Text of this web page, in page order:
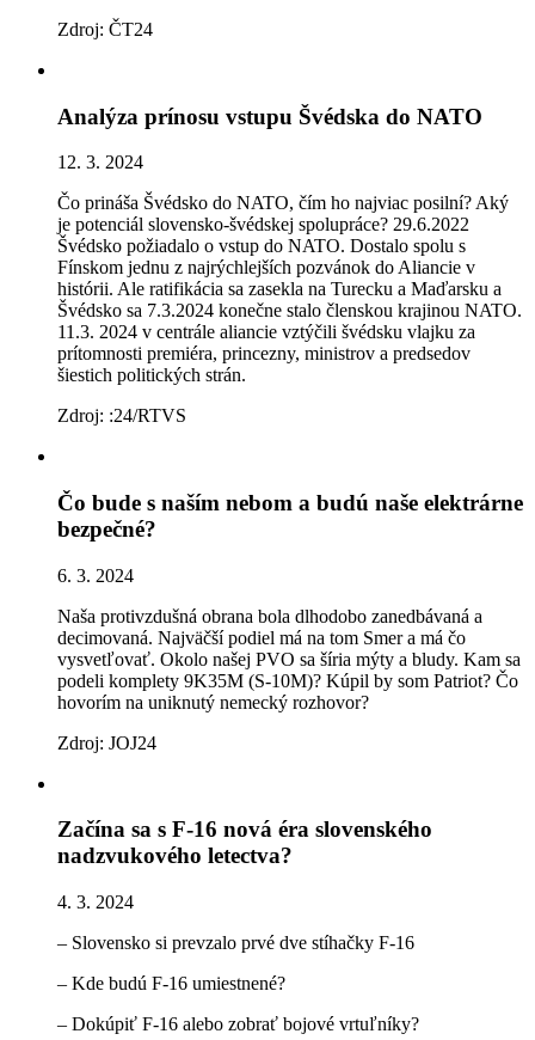
Zdroj: ČT24
Analýza prínosu vstupu Švédska do NATO
12. 3. 2024
Čo prináša Švédsko do NATO, čím ho najviac posilní? Aký
je potenciál slovensko-švédskej spolupráce? 29.6.2022
Švédsko požiadalo o vstup do NATO. Dostalo spolu s
Fínskom jednu z najrýchlejších pozvánok do Aliancie v
histórii. Ale ratifikácia sa zasekla na Turecku a Maďarsku a
Švédsko sa 7.3.2024 konečne stalo členskou krajinou NATO.
11.3. 2024 v centrále aliancie vztýčili švédsku vlajku za
prítomnosti premiéra, princezny, ministrov a predsedov
šiestich politických strán.
Zdroj: :24/RTVS
Čo bude s naším nebom a budú naše elektrárne
bezpečné?
6. 3. 2024
Naša protivzdušná obrana bola dlhodobo zanedbávaná a
decimovaná. Najväčší podiel má na tom Smer a má čo
vysvetľovať. Okolo našej PVO sa šíria mýty a bludy. Kam sa
podeli komplety 9K35M (S-10M)? Kúpil by som Patriot? Čo
hovorím na uniknutý nemecký rozhovor?
Zdroj: JOJ24
Začína sa s F-16 nová éra slovenského
nadzvukového letectva?
4. 3. 2024
– Slovensko si prevzalo prvé dve stíhačky F-16
– Kde budú F-16 umiestnené?
– Dokúpiť F-16 alebo zobrať bojové vrtuľníky?